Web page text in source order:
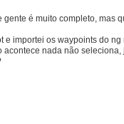
é muito completo, mas
e importei os waypoints do ng
nada não seleciona,